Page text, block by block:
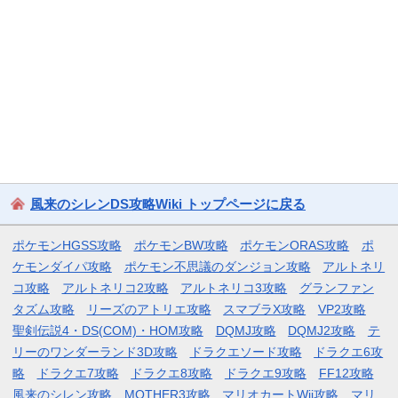
風来のシレンDS攻略Wiki トップページに戻る
ポケモンHGSS攻略 ポケモンBW攻略 ポケモンORAS攻略
ポ
ケモンダイパ攻略
ポケモン不思議のダンジョン攻略
アルトネリ
コ攻略
アルトネリコ2攻略 アルトネリコ3攻略
グランファン
タズム攻略
リーズのアトリエ攻略 スマブラX攻略
VP2攻略
聖剣伝説4・DS(COM)・HOM攻略
DQMJ攻略 DQMJ2攻略
テ
リーのワンダーランド3D攻略
ドラクエソード攻略
ドラクエ6攻
略
ドラクエ7攻略 ドラクエ8攻略 ドラクエ9攻略
FF12攻略
風来のシレン攻略
MOTHER3攻略 マリオカートWii攻略 マリ